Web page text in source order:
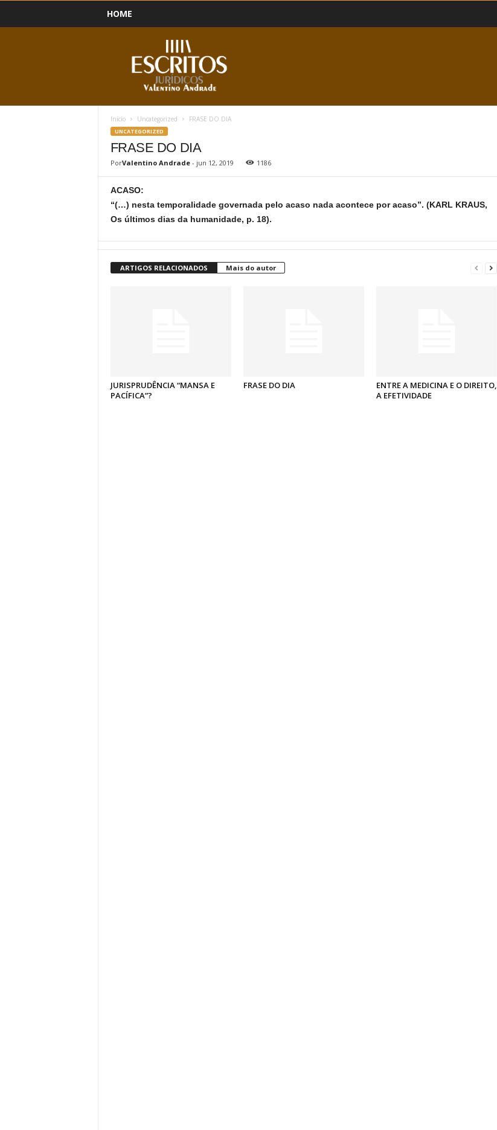
HOME
Início Uncategorized FRASE DO DIA
UNCATEGORIZED
FRASE DO DIA
PorValentino Andrade- jun 12, 2019 1186
ACASO:
“(…) nesta temporalidade governada pelo acaso nada acontece por acaso”. (KARL KRAUS,
Os últimos dias da humanidade, p. 18).
ARTIGOS RELACIONADOS Mais do autor
JURISPRUDÊNCIA “MANSA E
PACÍFICA”?
FRASE DO DIA
ENTRE A MEDICINA E O DIREITO,
A EFETIVIDADE